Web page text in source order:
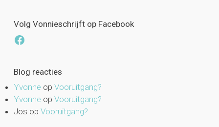
Volg Vonnieschrijft op Facebook
Facebook
Blog reacties
Yvonne op Vooruitgang?
Yvonne op Vooruitgang?
Jos op Vooruitgang?